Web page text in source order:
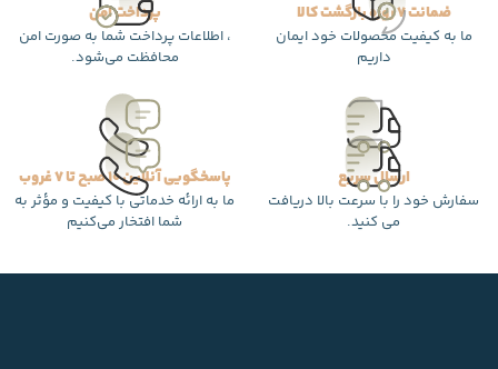
ضمانت 7 روزه بازگشت کالا
ما به کیفیت محصولات خود ایمان
داریم
پرداخت امن
، اطلاعات پرداخت شما به صورت امن
محافظت می‌شود.
ارسال سریع
سفارش خود را با سرعت بالا دریافت
می کنید.
پاسخگویی آنلاین 10 صبح تا 7 غروب
ما به ارائه خدماتی با کیفیت و مؤثر به
شما افتخار می‌کنیم